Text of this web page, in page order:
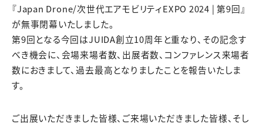
『Japan Drone/次世代エアモビリティEXPO 2024 | 第9回』
が無事閉幕いたしました。
第9回となる今回はJUIDA創立10周年と重なり、その記念す
べき機会に、会場来場者数、出展者数、コンファレンス来場者
数におきまして、過去最高となりましたことを報告いたしま
す。
ご出展いただきました皆様、ご来場いただきました皆様、そし